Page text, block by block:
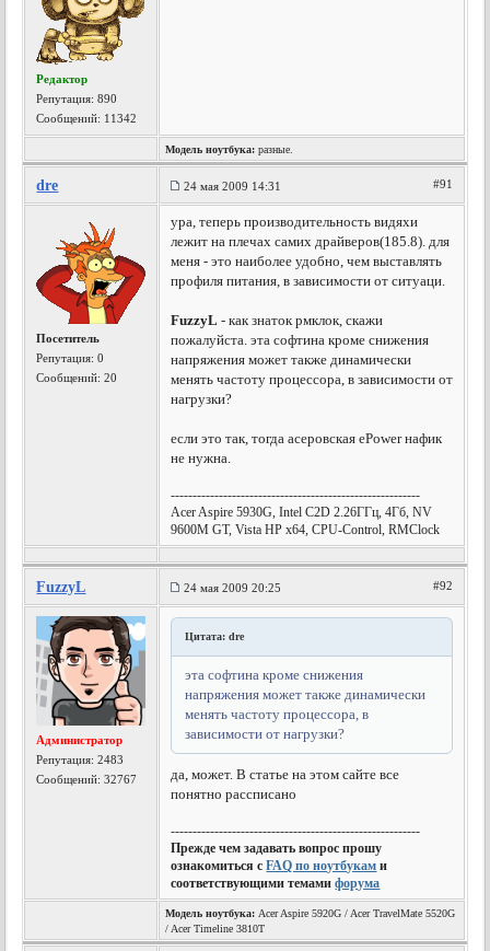
Редактор
Репутация:890
Сообщений: 11342
Модель ноутбука: разные.
dre 24 мая 2009 14:31 #91
Посетитель
Репутация:0
Сообщений: 20
ура, теперь производительность видяхи
лежит на плечах самих драйверов(185.8). для
меня - это наиболее удобно, чем выставлять
профиля питания, в зависимости от ситуаци.
FuzzyL - как знаток рмклок, скажи
пожалуйста. эта софтина кроме снижения
напряжения может также динамически
менять частоту процессора, в зависимости от
нагрузки?
если это так, тогда асеровская ePower нафик
не нужна.
---------------------------------------------------------
Acer Aspire 5930G, Intel C2D 2.26ГГц, 4Гб, NV
9600M GT, Vista HP x64, CPU-Control, RMClock
FuzzyL 24 мая 2009 20:25 #92
Администратор
Репутация:2483
Сообщений: 32767
Цитата: dre
эта софтина кроме снижения
напряжения может также динамически
менять частоту процессора, в
зависимости от нагрузки?
да, может. В статье на этом сайте все
понятно рассписано
---------------------------------------------------------
Прежде чем задавать вопрос прошу
ознакомиться сFAQ по ноутбукам и
соответствующими темамифорума
Модель ноутбука: Acer Aspire 5920G / Acer TravelMate 5520G
/ Acer Timeline 3810T